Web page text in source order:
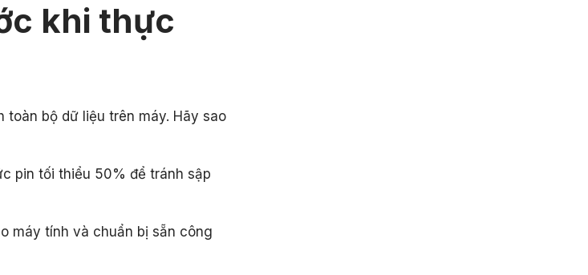
khi thực
toàn bộ dữ liệu trên máy. Hãy sao
pin tối thiểu 50% để tránh sập
máy tính và chuẩn bị sẵn công